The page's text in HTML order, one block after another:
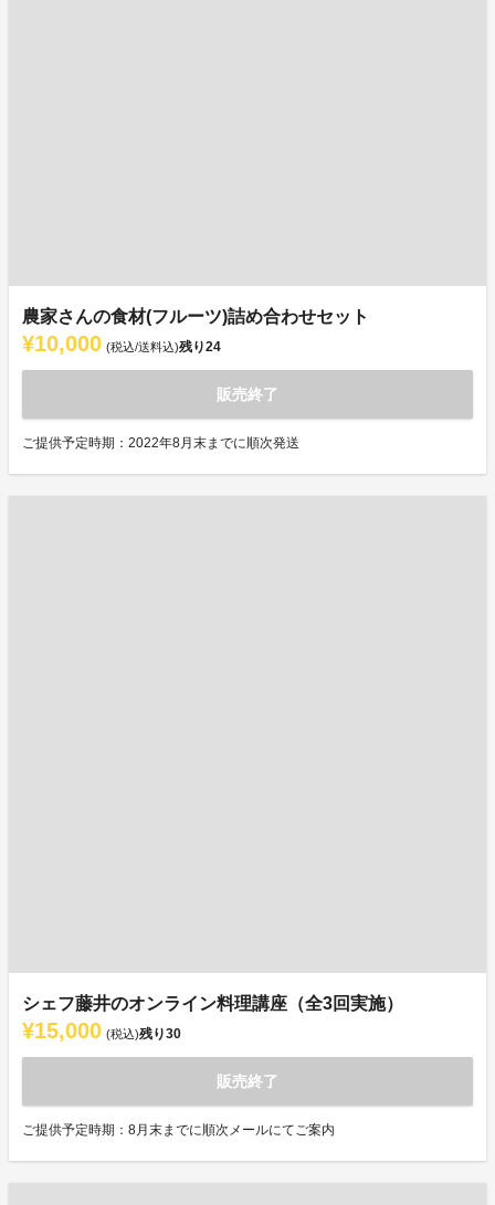
農家さんの食材(フルーツ)詰め合わせセット
¥10,000 (税込/送料込)残り24
販売終了
ご提供予定時期：2022年8月末までに順次発送
シェフ藤井のオンライン料理講座（全3回実施）
¥15,000 (税込)残り30
販売終了
ご提供予定時期：8月末までに順次メールにてご案内